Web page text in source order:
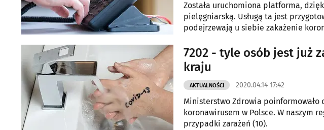
Została uruchomiona platforma,
pielęgniarską. Usługą ta jest
podejrzewają u siebie zakażenie
7202 - tyle osób jest już
kraju
AKTUALNOŚCI 2020.04.14 17:42
Ministerstwo Zdrowia
koronawirusem w Polsce. W naszym
przypadki zarażeń (10).